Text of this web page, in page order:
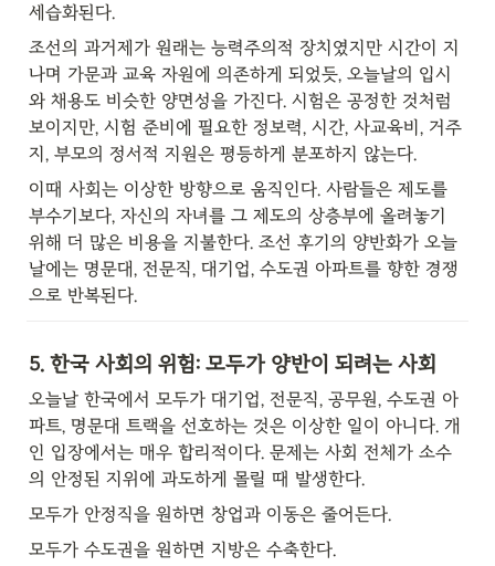
세습화된다.
조선의 과거제가 원래는 능력주의적 장치였지만 시간이 지
나며 가문과 교육 자원에 의존하게 되었듯, 오늘날의 입시
와 채용도 비슷한 양면성을 가진다. 시험은 공정한 것처럼
보이지만, 시험 준비에 필요한 정보력, 시간, 사교육비, 거주
지, 부모의 정서적 지원은 평등하게 분포하지 않는다.
이때 사회는 이상한 방향으로 움직인다. 사람들은 제도를
부수기보다, 자신의 자녀를 그 제도의 상층부에 올려놓기
위해 더 많은 비용을 지불한다. 조선 후기의 양반화가 오늘
날에는 명문대, 전문직, 대기업, 수도권 아파트를 향한 경쟁
으로 반복된다.
5. 한국 사회의 위험: 모두가 양반이 되려는 사회
오늘날 한국에서 모두가 대기업, 전문직, 공무원, 수도권 아
파트, 명문대 트랙을 선호하는 것은 이상한 일이 아니다. 개
인 입장에서는 매우 합리적이다. 문제는 사회 전체가 소수
의 안정된 지위에 과도하게 몰릴 때 발생한다.
모두가 안정직을 원하면 창업과 이동은 줄어든다.
모두가 수도권을 원하면 지방은 수축한다.